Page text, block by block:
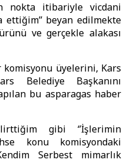
nokta itibariyle vicdani
ettiğim’’ beyan edilmekte
ve gerçekle alakası
üyelerini, Kars
Belediye Başkanını
bu asparagas haber
gibi ‘’İşlerimin
konu komisyondaki
Serbest mimarlık